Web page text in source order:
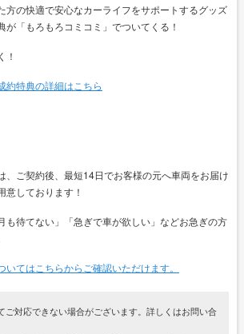
方の快適で安心なカーライフをサポートするグッズ
が「もろもろコミコミ」でついてくる！
！
約特典の詳細はこちら
、ご契約後、最短14日でお客様の元へ車両をお届け
意しております！
も待てない」「急ぎで車が欲しい」などお急ぎの方
てはこちらからご確認いただけます。
ご対応できない場合がございます。詳しくはお問い合